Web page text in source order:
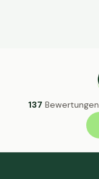
137 Bewertungen